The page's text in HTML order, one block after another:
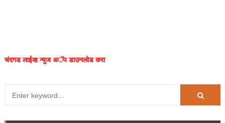
चंदगड लाईव्ह न्युज अॅप डाउनलोड करा